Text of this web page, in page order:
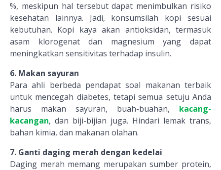
%, meskipun hal tersebut dapat menimbulkan risiko
kesehatan lainnya. Jadi, konsumsilah kopi sesuai
kebutuhan. Kopi kaya akan antioksidan, termasuk
asam klorogenat dan magnesium yang dapat
meningkatkan sensitivitas terhadap insulin.
6. Makan sayuran
Para ahli berbeda pendapat soal makanan terbaik
untuk mencegah diabetes, tetapi semua setuju Anda
harus makan sayuran, buah-buahan, kacang-
kacangan, dan biji-bijian juga. Hindari lemak trans,
bahan kimia, dan makanan olahan.
7. Ganti daging merah dengan kedelai
Daging merah memang merupakan sumber protein,